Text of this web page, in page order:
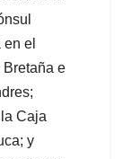
el
Bretaña e
Caja
y